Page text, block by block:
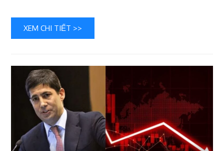
vào
một
chu
mới?
XEM CHI TIẾT >>